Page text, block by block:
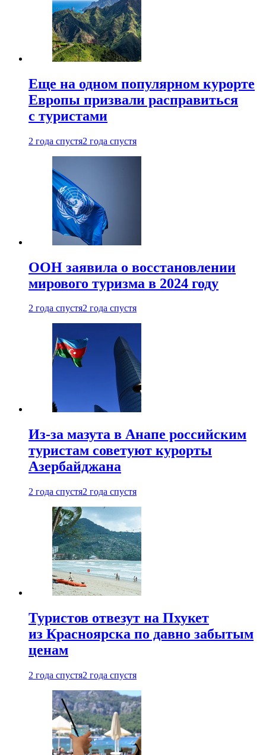
Еще на одном популярном курорте
Европы призвали расправиться
с туристами
2 года спустя2 года спустя
ООН заявила о восстановлении
мирового туризма в 2024 году
2 года спустя2 года спустя
Из-за мазута в Анапе российским
туристам советуют курорты
Азербайджана
2 года спустя2 года спустя
Туристов отвезут на Пхукет
из Красноярска по давно забытым
ценам
2 года спустя2 года спустя